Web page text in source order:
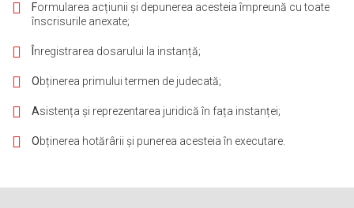
Formularea acțiunii și depunerea acesteia împreună cu toate
înscrisurile anexate;
nregistrarea dosarului la instanță;
Obținerea primului termen de judecată;
Asistența și reprezentarea juridică în fața instanței;
Obținerea hotărârii și punerea acesteia în executare.